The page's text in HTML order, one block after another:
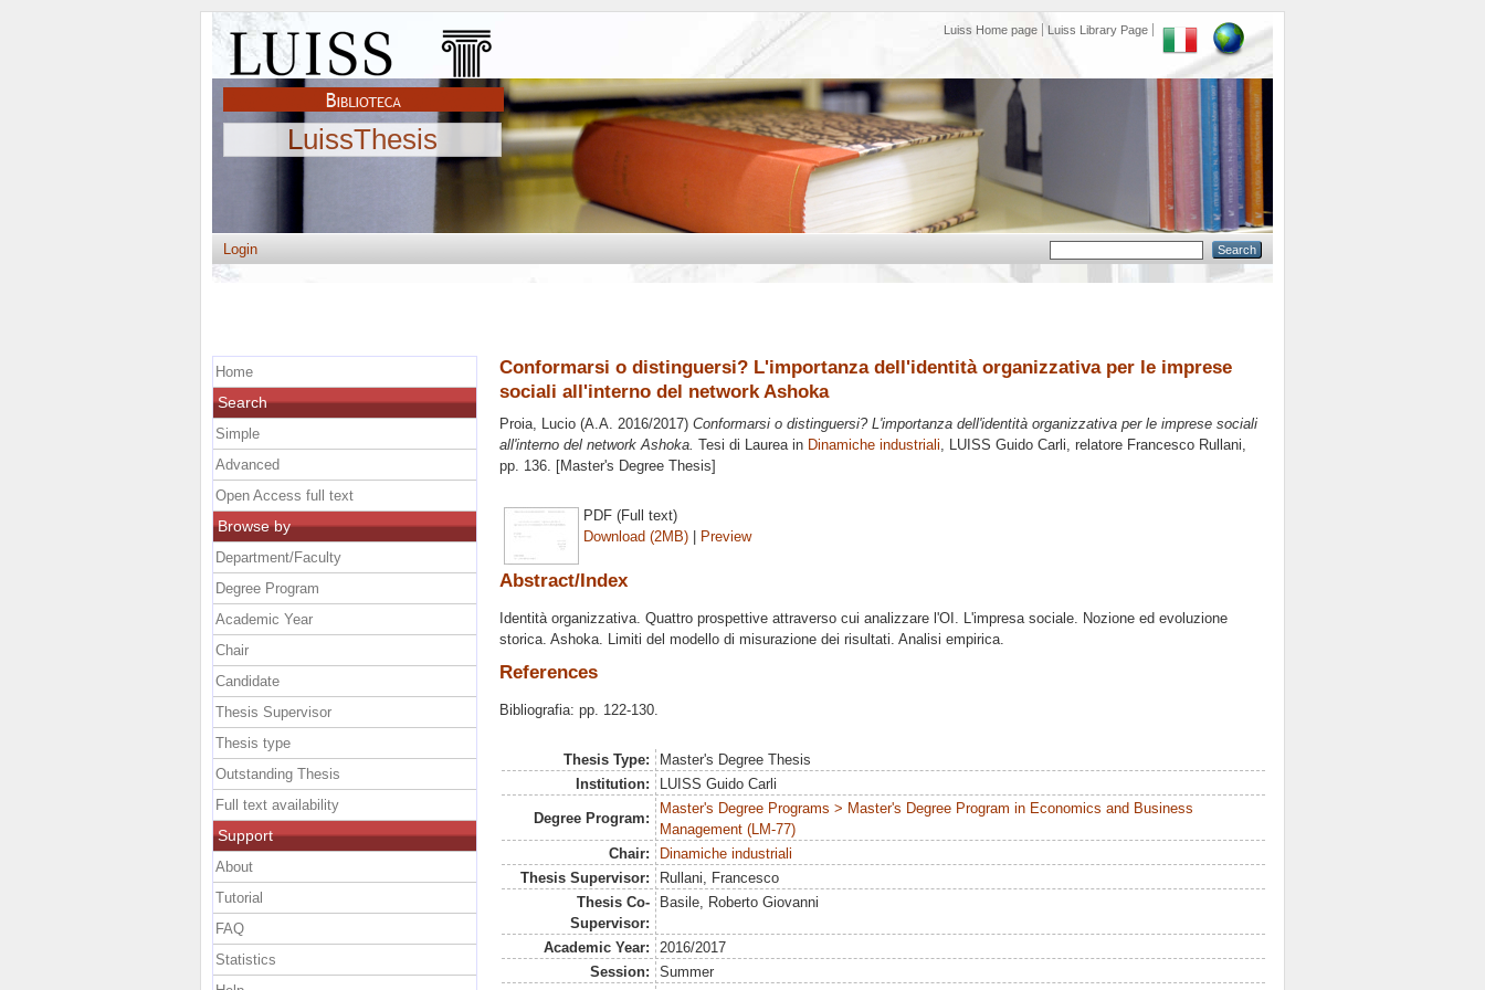
Luiss Home page Luiss Library Page
LuissThesis
Login
Conformarsi o distinguersi? L'importanza dell'identità organizzativa per le imprese
sociali all'interno del network Ashoka
Proia, Lucio (A.A. 2016/2017) Conformarsi o distinguersi? L'importanza dell'identità organizzativa per le imprese sociali
all'interno del network Ashoka. Tesi di Laurea in Dinamiche industriali, LUISS Guido Carli, relatore Francesco Rullani,
pp. 136. [Master's Degree Thesis]
PDF (Full text)
Download (2MB) | Preview
Abstract/Index
Identità organizzativa. Quattro prospettive attraverso cui analizzare l'OI. L'impresa sociale. Nozione ed evoluzione
storica. Ashoka. Limiti del modello di misurazione dei risultati. Analisi empirica.
References
Bibliografia: pp. 122-130.
Thesis Type:
Master's Degree Thesis
Institution:
LUISS Guido Carli
Degree Program:
Master's Degree Programs > Master's Degree Program in Economics and Business
Management (LM-77)
Chair:
Dinamiche industriali
Thesis Supervisor:
Rullani, Francesco
Thesis Co-
Supervisor:
Basile, Roberto Giovanni
Academic Year:
2016/2017
Session:
Summer
Home
Search
Simple
Advanced
Open Access full text
Browse by
Department/Faculty
Degree Program
Academic Year
Chair
Candidate
Thesis Supervisor
Thesis type
Outstanding Thesis
Full text availability
Support
About
Tutorial
FAQ
Statistics